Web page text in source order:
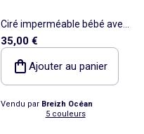
Ciré imperméable bébé avec
Capuche 'Breizh Ocean',
Poncho Intérieur rayé avec
Broderie
35,00 €
Ajouter au panier
Vendu par Breizh Océan
5 couleurs